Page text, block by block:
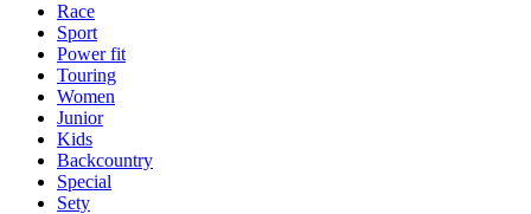
Race
Sport
Power fit
Touring
Women
Junior
Kids
Backcountry
Special
Sety